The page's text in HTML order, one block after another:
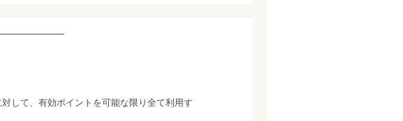
して、有効ポイントを可能な限り全て利用す